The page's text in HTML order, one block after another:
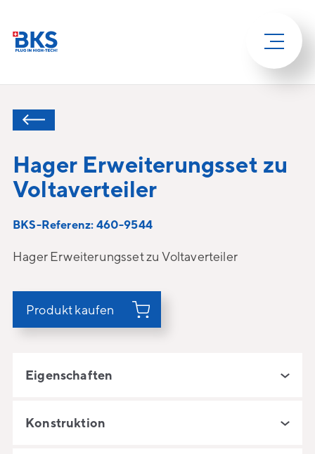
Hager Erweiterungsset zu
Voltaverteiler
BKS-Referenz: 460-9544
Hager Erweiterungsset zu Voltaverteiler
Produkt kaufen
Eigenschaften
Konstruktion